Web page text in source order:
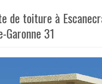
de toiture à
Garonne 31